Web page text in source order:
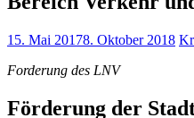
15. Mai 20178. Oktober 2018
Forderung des LNV
Förderung der